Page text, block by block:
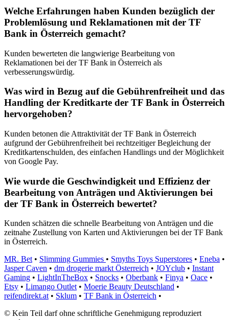
Welche Erfahrungen haben Kunden bezüglich der
Problemlösung und Reklamationen mit der TF
Bank in Österreich gemacht?
Kunden bewerteten die langwierige Bearbeitung von
Reklamationen bei der TF Bank in Österreich als
verbesserungswürdig.
Was wird in Bezug auf die Gebührenfreiheit und das
Handling der Kreditkarte der TF Bank in Österreich
hervorgehoben?
Kunden betonen die Attraktivität der TF Bank in Österreich
aufgrund der Gebührenfreiheit bei rechtzeitiger Begleichung der
Kreditkartenschulden, des einfachen Handlings und der Möglichkeit
von Google Pay.
Wie wurde die Geschwindigkeit und Effizienz der
Bearbeitung von Anträgen und Aktivierungen bei
der TF Bank in Österreich bewertet?
Kunden schätzen die schnelle Bearbeitung von Anträgen und die
zeitnahe Zustellung von Karten und Aktivierungen bei der TF Bank
in Österreich.
MR. Bet• Slimming Gummies • Smyths Toys Superstores • Eneba •
Jasper Caven • dm drogerie markt Österreich • JOYclub • Instant
Gaming • LightInTheBox • Snocks • Oberbank • Finya • Oace •
Etsy • Limango Outlet• Moerie Beauty Deutschland •
reifendirekt.at• Sklum • TF Bank in Österreich •
© Kein Teil darf ohne schriftliche Genehmigung reproduziert